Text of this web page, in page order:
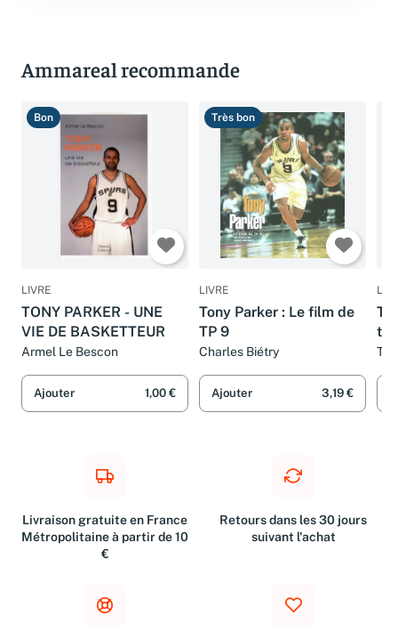
Ammareal recommande
Bon
LIVRE
TONY PARKER - UNE
VIE DE BASKETTEUR
Armel Le Bescon
Ajouter 1,00 €
Très bon
LIVRE
Tony Parker : Le film de
TP 9
Charles Biétry
Ajouter 3,19 €
Livraison gratuite en France
Métropolitaine à partir de 10
€
Retours dans les 30 jours
suivant l'achat